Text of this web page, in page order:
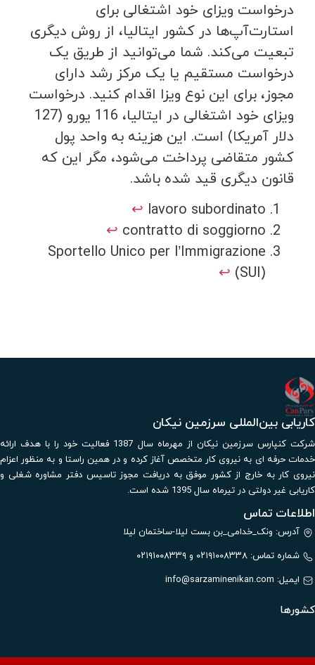
درخواست ویزای خود اشتغالی برای
استارت‌آپ‌ها در کشور ایتالیا، از روش دیگری
تبعیت می‌کند. شما می‌توانید از طریق یک
درخواست مستقیم یا یک مرکز رشد دارای
مجوز، برای این نوع ویزا اقدام کنید. درخواست
ویزای خود اشتغالی در ایتالیا، 116 یورو (127
دلار آمریکا) است. این هزینه به واحد پول
کشور متقاضی پرداخت می‌شود، مگر این که
قانون دیگری قید شده باشد.
lavoro subordinato
↩︎
contratto di soggiorno
↩︎
Sportello Unico per l’Immigrazione
(SUI)
↩︎
کاریابی بین‌المللی سرزمین نیکان
شرکت کنپارس سرزمین نیکان از مهرماه سال 1387 فعالیت خود را با هدف ارائه
خدمات حرفه ای به نیروی کار متخصص آغاز کرده و در همین راستا و به منظور اعزام
نیروی کار به خارج از کشور موفق به دریافت مجوز تاسیس دفتر مشاوره شغلی و
کاریابی غیر دولتی در تیرماه سال 1395 شده است.
اطلاعات تماس
آدرس: ونک_خدامی_بن بست لیلا-ساختمان لیلا
شماره تماس: ۰۲۱۹۱۰۰۸۳۳۸ و ۰۲۱۹۱۰۰۸۳۳۹
ایمیل: info@sarzaminenikan.com
کشورها